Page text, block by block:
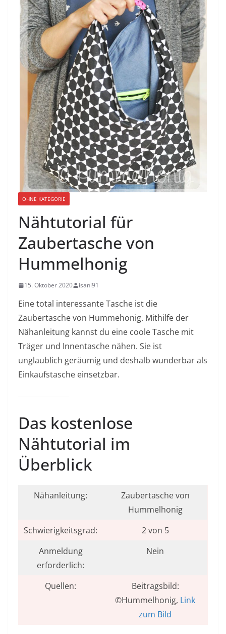
OHNE KATEGORIE
Nähtutorial für
Zaubertasche von
Hummelhonig
15. Oktober 2020 isani91
Eine total interessante Tasche ist die
Zaubertasche von Hummehonig. Mithilfe der
Nähanleitung kannst du eine coole Tasche mit
Träger und Innentasche nähen. Sie ist
unglaublich geräumig und deshalb wunderbar als
Einkaufstasche einsetzbar.
Das kostenlose
Nähtutorial im
Überblick
Nähanleitung:
Zaubertasche von
Hummelhonig
Schwierigkeitsgrad:
2 von 5
Anmeldung
erforderlich:
Nein
Quellen:
Beitragsbild:
©Hummelhonig, Link
zum Bild